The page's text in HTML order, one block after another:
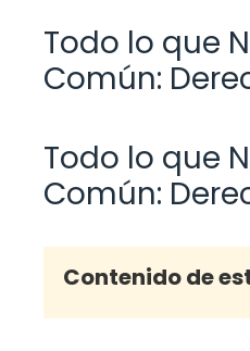
Todo lo que
Común:
Todo lo que
Común:
Contenido de